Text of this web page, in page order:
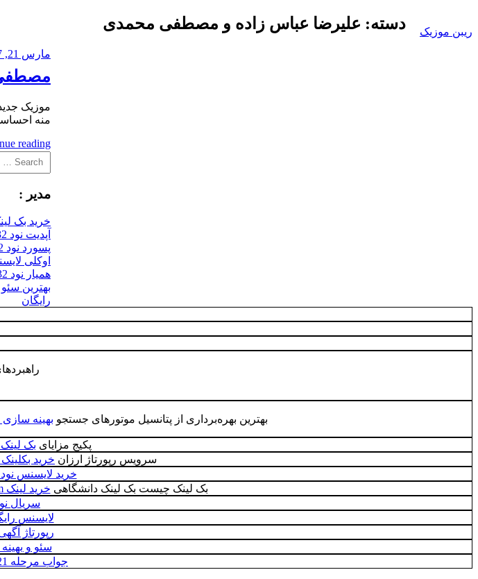
to
ریبن موزیک دسته: علیرضا عباس زاده و مصطفی محمدی
مارس 21, 2017
موزیک
منه
reading
Search
for:
مدیر :
خرید بک
آپدیت نود 32
پسورد نود 32
اوکلی
همیار نود 32
بهترین سئو
رایگان
بهترین بهره‌برداری از پتانسیل موتورهای جستجو بهینه
پکیج مزایای بک لینک
سرویس رپورتاژ ارزان خرید
خرید لایسنس نود 32 یک
بک لینک چیست بک لینک دانشگاهی خرید لینک behtarinbacklink.com
سریال
لایسنس
رپورتاژ
سئو و
جواب مرحله 1121 آمیرزا